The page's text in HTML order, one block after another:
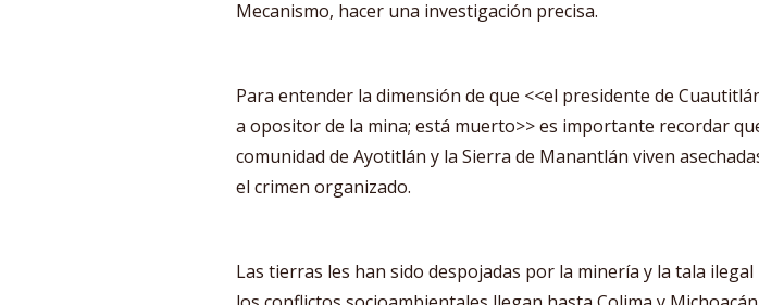
Mecanismo, hacer una investigación precisa.
Para entender la dimensión de que <<el presidente de
a opositor de la mina; está muerto>> es importante recordar
comunidad de Ayotitlán y la Sierra de Manantlán viven
el crimen organizado.
Las tierras les han sido despojadas por la minería y la tala